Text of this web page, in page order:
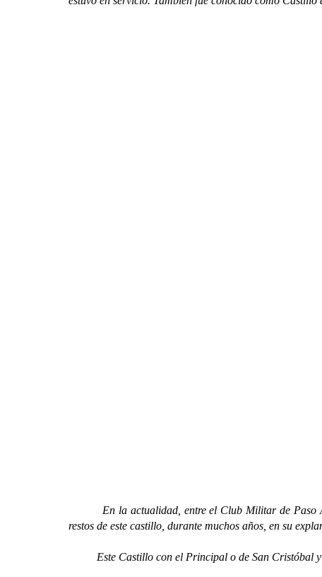
En la actualidad, entre el Club Militar de Paso
restos de este castillo, durante muchos años, en su
Este Castillo con el Principal o de San Cristóbal y el